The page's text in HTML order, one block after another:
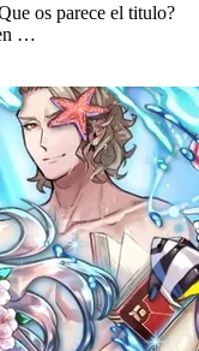
os parece el titulo?
…